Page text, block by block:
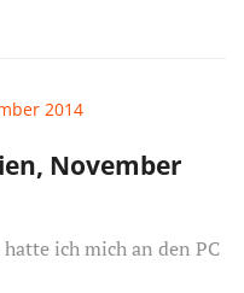
November
ich mich an den PC